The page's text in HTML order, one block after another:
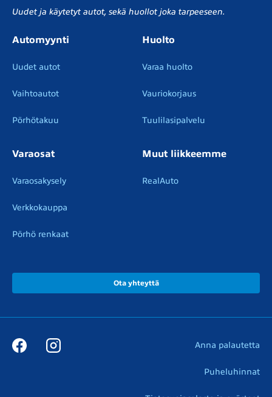
Uudet ja käytetyt autot, sekä huollot joka tarpeeseen.
Automyynti
Uudet autot
Vaihtoautot
Pörhötakuu
Huolto
Varaa huolto
Vauriokorjaus
Tuulilasipalvelu
Varaosat
Varaosakysely
Verkkokauppa
Pörhö renkaat
Muut liikkeemme
RealAuto
Ota yhteyttä
Anna palautetta
Puheluhinnat